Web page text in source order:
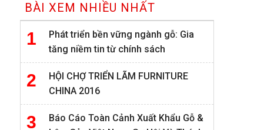
BÀI XEM NHIỀU NHẤT
Phát triển bền vững ngành gỗ: Gia
tăng niềm tin từ chính sách
HỘI CHỢ TRIỂN LÃM FURNITURE
CHINA 2016
Báo Cáo Toàn Cảnh Xuất Khẩu Gỗ &